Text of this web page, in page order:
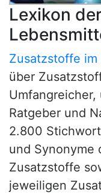
Lexikon
Zusatzstoffe im
über
Ratgeber und
2.800
und Synonyme
Zusatzstoffe
jeweiligen